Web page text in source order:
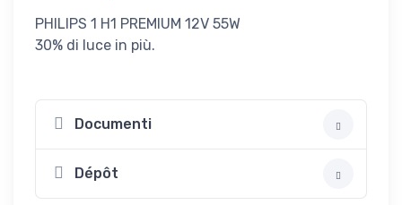
PHILIPS 1 H1 PREMIUM 12V 55W
30% di luce in più.
Documenti
Dépôt